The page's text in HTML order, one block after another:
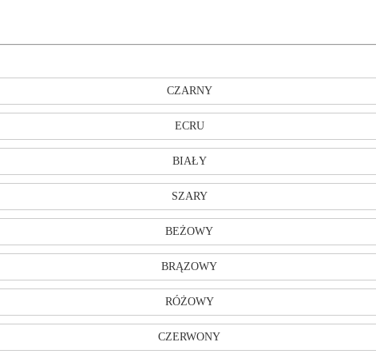
CZARNY
ECRU
BIAŁY
SZARY
BEŻOWY
BRĄZOWY
RÓŻOWY
CZERWONY